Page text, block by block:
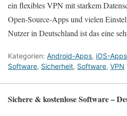
ein flexibles VPN mit starkem
Open‑Source‑Apps und vielen
Nutzer in Deutschland ist das eine
Kategorien: Android-Apps, iOS-Apps
Software, Sicherheit, Software, VPN
Sichere & kostenlose Software –